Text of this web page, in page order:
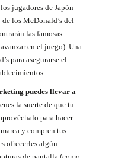
jugadores de Japón
los McDonald’s del
las famosas
en el juego). Una
para asegurarse el
puedes llevar a
la suerte de que tu
para hacer
y compren tus
ofrecerles algún